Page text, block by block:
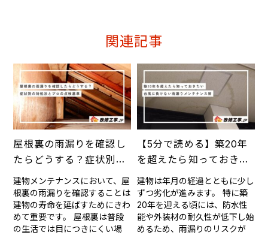
関連記事
屋根裏の雨漏りを確認し
たらどうする？症状別の
対処法とプロの点検基準
建物メンテナンスにおいて、屋
根裏の雨漏りを確認することは
建物の寿命を延ばすためにきわ
めて重要です。 屋根裏は普段
の生活では目につきにくい場
【5分で読める】築20年
を超えたら知っておきた
い台風に負けない雨漏り
メンテナンス術
建物は年月の経過とともに少し
ずつ劣化が進みます。 特に築
20年を迎える頃には、防水性
能や外装材の耐久性が低下し始
めるため、雨漏りのリスクが